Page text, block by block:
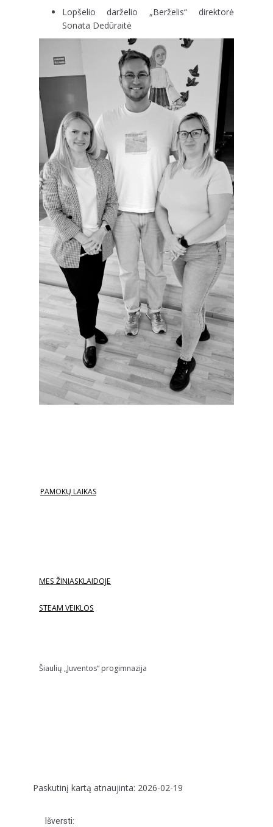
Lopšelio darželio „Berželis“ direktorė
Sonata Dedūraitė
PAMOKŲ LAIKAS
MES ŽINIASKLAIDOJE
STEAM VEIKLOS
Šiaulių „Juventos“ progimnazija
Paskutinį kartą atnaujinta: 2026-02-19
Išversti: